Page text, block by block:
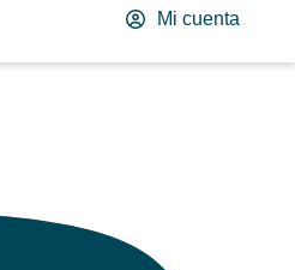
Mi cuenta